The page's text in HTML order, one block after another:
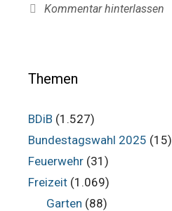
Kommentar hinterlassen
Themen
BDiB (1.527)
Bundestagswahl 2025 (15)
Feuerwehr (31)
Freizeit (1.069)
Garten (88)